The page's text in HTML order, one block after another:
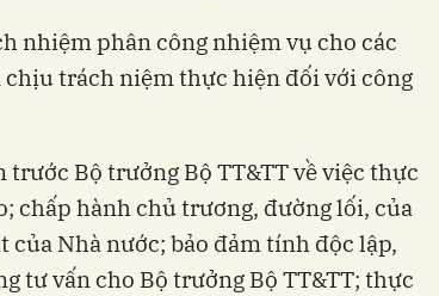
nhiệm phân công nhiệm vụ cho các
trách niệm thực hiện đối với công
Bộ trưởng Bộ TT&TT về việc thực
chấp hành chủ trương, đường lối, của
của Nhà nước; bảo đảm tính độc lập,
tư vấn cho Bộ trưởng Bộ TT&TT; thực